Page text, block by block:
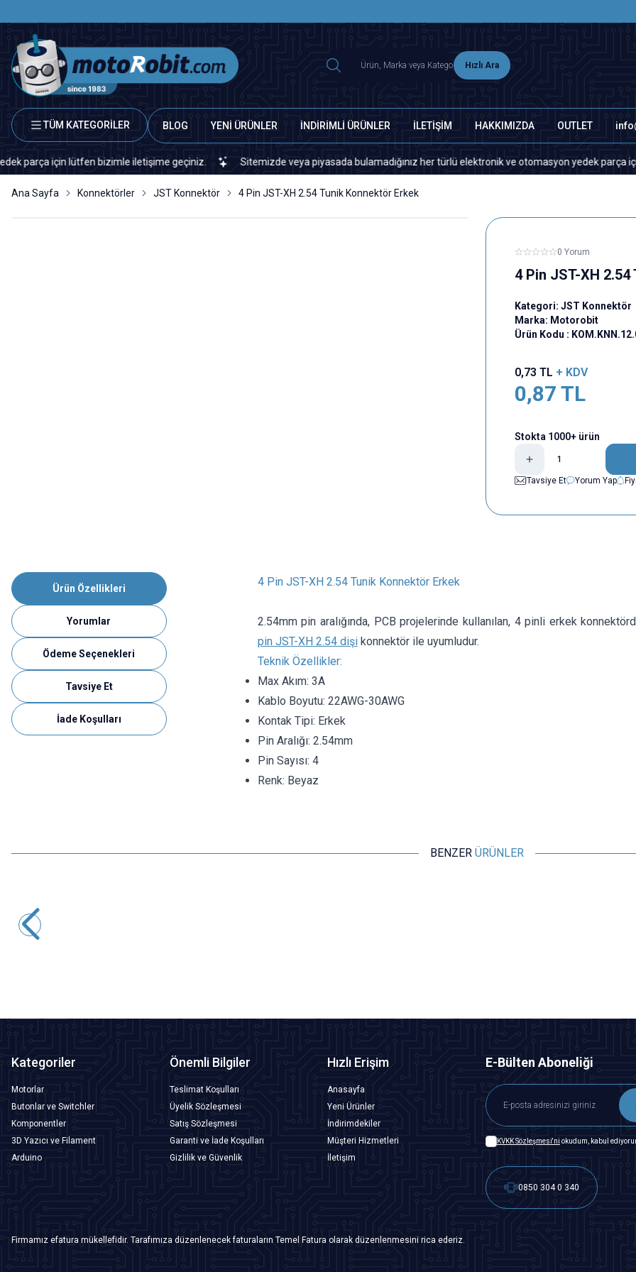
Hızlı Ara
TÜM KATEGORİLER BLOG YENİ ÜRÜNLER İNDİRİMLİ ÜRÜNLER İLETİŞİM HAKKIMIZDA OUTLET
için lütfen bizimle iletişime geçiniz. Sitemizde veya piyasada bulamadığınız her türlü elektronik ve otomasyon yedek parça için
Ana Sayfa Konnektörler JST Konnektör 4 Pin JST-XH 2.54 Tunik Konnektör Erkek
0 Yorum
4 Pin JST-XH
Kategori: JST Konnektör
Marka: Motorobit
Ürün Kodu :
0,73 TL + KDV
0,87 TL
Stokta 1000+ ürün
Tavsiye Et
Yorum Yap
Ürün Özellikleri
Yorumlar
Ödeme Seçenekleri
Tavsiye Et
İade Koşulları
4 Pin JST-XH 2.54 Tunik Konnektör Erkek
2.54mm pin aralığında, PCB projelerinde kullanılan, 4 pinli erkek
pin JST-XH 2.54 dişikonnektör ile uyumludur.
Teknik Özellikler:
Max Akım: 3A
Kablo Boyutu: 22AWG-30AWG
Kontak Tipi: Erkek
Pin Aralığı: 2.54mm
Pin Sayısı: 4
Renk: Beyaz
BENZER ÜRÜNLER
Kategoriler
Motorlar
Butonlar ve Switchler
Komponentler
3D Yazıcı ve Filament
Arduino
Önemli Bilgiler
Teslimat Koşulları
Üyelik Sözleşmesi
Satış Sözleşmesi
Garanti ve İade Koşulları
Gizlilik ve Güvenlik
Hızlı Erişim
Anasayfa
Yeni Ürünler
İndirimdekiler
Müşteri Hizmetleri
İletişim
E-Bülten Aboneliği
KVKK Sözleşmesi'ni okudum, kabul
0850 304 0 340
Firmamız efatura mükellefidir. Tarafımıza düzenlenecek faturaların Temel Fatura olarak düzenlenmesini rica ederiz.